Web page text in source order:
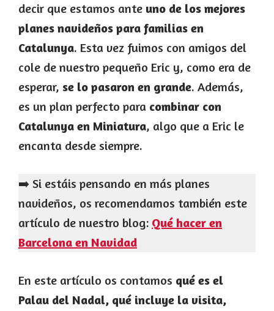
decir que estamos ante uno de los mejores
planes navideños para familias en
Catalunya. Esta vez fuimos con amigos del
cole de nuestro pequeño Eric y, como era de
esperar, se lo pasaron en grande. Además,
es un plan perfecto para combinar con
Catalunya en Miniatura, algo que a Eric le
encanta desde siempre.
➡️ Si estáis pensando en más planes
navideños, os recomendamos también este
artículo de nuestro blog: Qué hacer en
Barcelona en Navidad
En este artículo os contamos qué es el
Palau del Nadal, qué incluye la visita,